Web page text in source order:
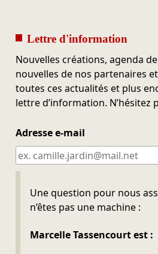
Lettre d'information
Nouvelles créations, agenda
nouvelles de nos partenaires
toutes ces actualités et plus
lettre d’information. N’hésitez
Adresse e-mail
Une question pour nous
n’êtes pas une machine :
Marcelle Tassencourt est :
Ne pas remplir